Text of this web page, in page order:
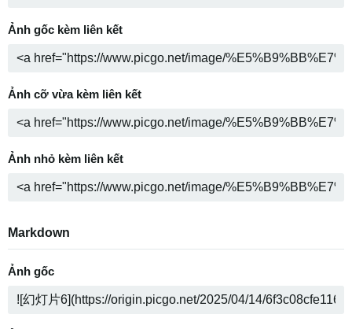
Ảnh gốc kèm liên kết
Ảnh cỡ vừa kèm liên kết
Ảnh nhỏ kèm liên kết
Markdown
Ảnh gốc